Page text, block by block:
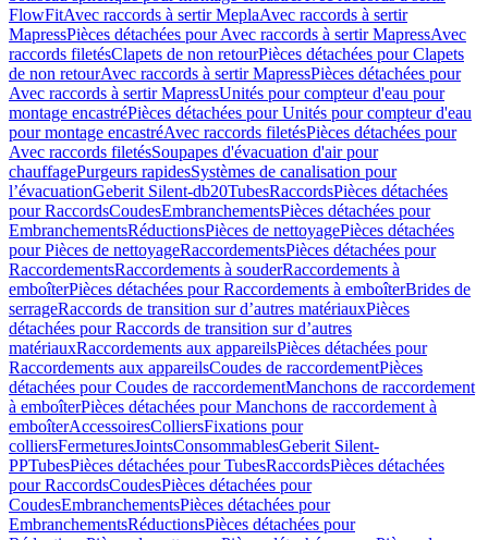
FlowFitAvec raccords à sertir MeplaAvec raccords à sertir
MapressPièces détachées pour Avec raccords à sertir MapressAvec
raccords filetésClapets de non retourPièces détachées pour Clapets
de non retourAvec raccords à sertir MapressPièces détachées pour
Avec raccords à sertir MapressUnités pour compteur d'eau pour
montage encastréPièces détachées pour Unités pour compteur d'eau
pour montage encastréAvec raccords filetésPièces détachées pour
Avec raccords filetésSoupapes d'évacuation d'air pour
chauffagePurgeurs rapidesSystèmes de canalisation pour
l’évacuationGeberit Silent-db20TubesRaccordsPièces détachées
pour RaccordsCoudesEmbranchementsPièces détachées pour
EmbranchementsRéductionsPièces de nettoyagePièces détachées
pour Pièces de nettoyageRaccordementsPièces détachées pour
RaccordementsRaccordements à souderRaccordements à
emboîterPièces détachées pour Raccordements à emboîterBrides de
serrageRaccords de transition sur d’autres matériauxPièces
détachées pour Raccords de transition sur d’autres
matériauxRaccordements aux appareilsPièces détachées pour
Raccordements aux appareilsCoudes de raccordementPièces
détachées pour Coudes de raccordementManchons de raccordement
à emboîterPièces détachées pour Manchons de raccordement à
emboîterAccessoiresColliersFixations pour
colliersFermeturesJointsConsommablesGeberit Silent-
PPTubesPièces détachées pour TubesRaccordsPièces détachées
pour RaccordsCoudesPièces détachées pour
CoudesEmbranchementsPièces détachées pour
EmbranchementsRéductionsPièces détachées pour